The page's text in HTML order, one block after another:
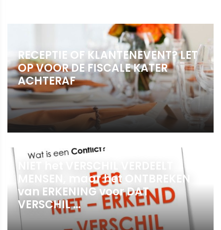
RECEPTIE OF KLANTENEVENT? LET
OP VOOR DE FISCALE KATER
ACHTERAF
NIET het VERSCHIL VERDEELT
MENSEN, maar het ONTBREKEN
van ERKENING voor DAT
VERSCHIL …